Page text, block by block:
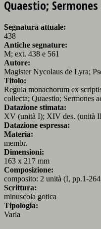
Quaestio;
Segnatura attuale:
438
Antiche segnature:
M; ext. 438 e 561
Autore:
Magister Nycolaus de Lyra;
Titolo:
Regula monachorum ex
collecta; Quaestio; Sermones
Datazione stimata:
XV (unità I); XIV des. (unità
Datazione espressa:
Materia:
membr.
Dimensioni:
163 x 217 mm
Composizione:
composito: 2 unità (I, pp.1-
Scrittura:
minuscola gotica
Tipologia:
Varia